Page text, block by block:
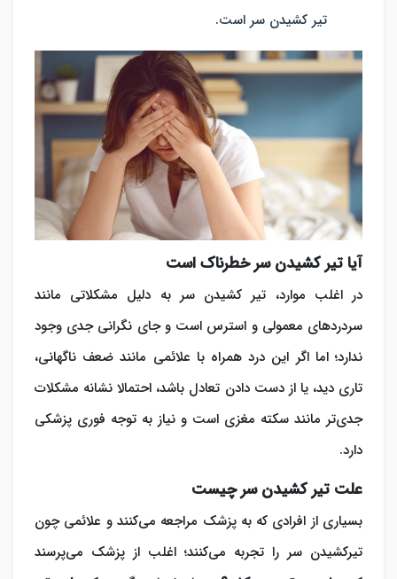
تیر کشیدن سر است.
آیا تیر کشیدن سر خطرناک است
در اغلب موارد، تیر کشیدن سر به دلیل مشکلاتی مانند
سردردهای معمولی و استرس است و جای نگرانی جدی وجود
ندارد؛ اما اگر این درد همراه با علائمی مانند ضعف ناگهانی،
تاری دید، یا از دست دادن تعادل باشد، احتمالا نشانه مشکلات
جدی‌تر مانند سکته مغزی است و نیاز به توجه فوری پزشکی
دارد.
علت تیر کشیدن سر چیست
بسیاری از افرادی که به پزشک مراجعه می‌کنند و علائمی چون
تیرکشیدن سر را تجربه می‌کنند؛ اغلب از پزشک می‌پرسند